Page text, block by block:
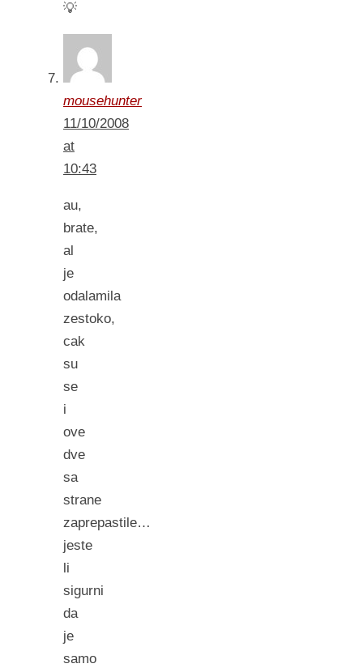
💡
mousehunter
11/10/2008
at
10:43
au,
brate,
al
je
odalamila
zestoko,
cak
su
se
i
ove
dve
sa
strane
zaprepastile…
jeste
li
sigurni
da
je
samo